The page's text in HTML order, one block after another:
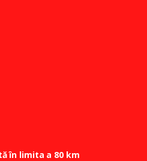
în limita a 80 km